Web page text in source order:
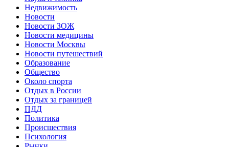
Недвижимость
Новости
Новости ЗОЖ
Новости медицины
Новости Москвы
Новости путешествий
Образование
Общество
Около спорта
Отдых в России
Отдых за границей
ПДД
Политика
Происшествия
Психология